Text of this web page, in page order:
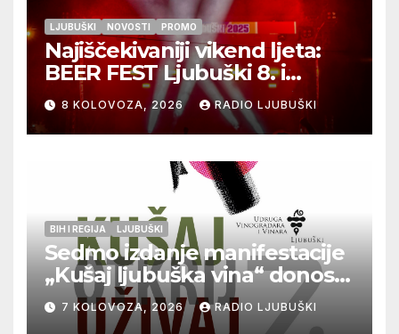
LJUBUŠKI NOVOSTI PROMO
Najiščekivaniji vikend ljeta:
BEER FEST Ljubuški 8. i
9.kolovoza
8 KOLOVOZA, 2026 RADIO LJUBUŠKI
BIH I REGIJA LJUBUŠKI
Sedmo izdanje manifestacije
„Kušaj ljubuška vina“ donosi
vrhunska vina, gastronomiju i
glazbu
7 KOLOVOZA, 2026 RADIO LJUBUŠKI